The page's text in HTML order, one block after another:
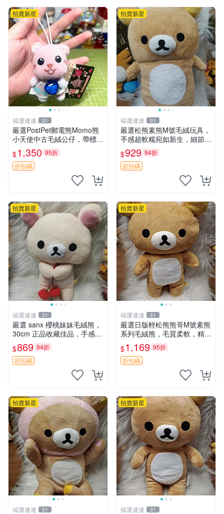
拍賣新星
福運連連 31
嚴選PostPet郵電熊Momo熊
小天使中古毛絨公仔，帶標牌
保存完好。絕版稀有少見收藏
品，微瑕可接受，狀態如圖。
所見即所得，毛絨精品嚴選推
$1,350 95折
折扣碼
拍賣新星
福運連連 31
嚴選松熊素熊M號毛絨玩具，
手感超軟糯宛如新生，細節精
緻完美無瑕，推薦送禮或珍
藏，中古狀態保養得宜。 松
熊 素熊 毛絨doll
$929 94折
折扣碼
拍賣新星
福運連連 31
嚴選 sanx 櫻桃妹妹毛絨熊，
30cm 正品收藏佳品，手感極
軟，適合贈送與收藏 櫻桃妹
妹、sanx、毛絨熊
$869 94折
折扣碼
拍賣新星
福運連連 31
嚴選日版輕松熊熊哥M號素熊
系列毛絨熊，毛質柔軟，精緻
可愛，尺寸35cm，保存狀態
優異。收藏或贈送皆為佳選。
中古 毛絨熊 毛玩偶
$1,169 95折
折扣碼
拍賣新星
福運連連 31
拍賣新星
福運連連 31